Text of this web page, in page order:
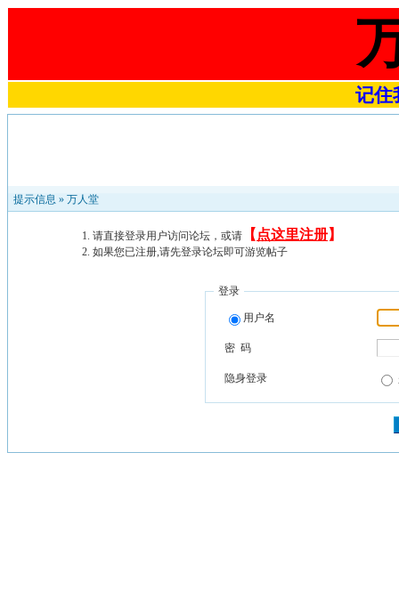
记住
提示信息 » 万人堂
请直接登录用户访问论坛，或请 【 点这里注册】
如果您已注册,请先登录论坛即可游览帖子
登录
用户名
密 码
隐身登录